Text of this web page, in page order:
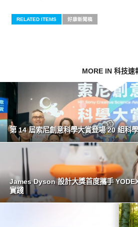
RELATED ITEMS 好康新聞稿
MORE IN 科技速
第 14 屆索尼創意科學大賞登場 20 組科
James Dyson 設計大獎首度攜手
實踐